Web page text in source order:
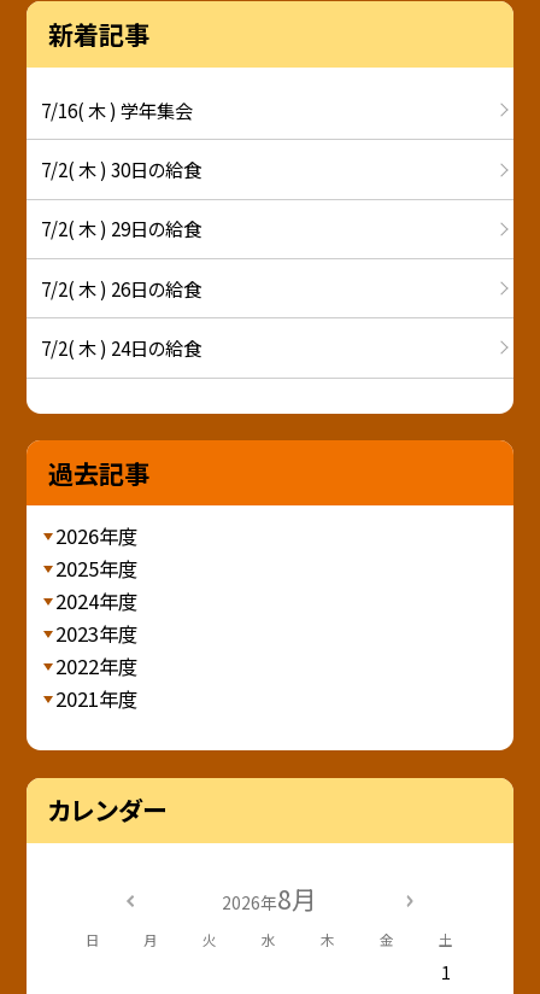
新着記事
7/16( 木 ) 学年集会
7/2( 木 ) 30日の給食
7/2( 木 ) 29日の給食
7/2( 木 ) 26日の給食
7/2( 木 ) 24日の給食
過去記事
2026年度
2025年度
2024年度
2023年度
2022年度
2021年度
カレンダー
2026年8月
日 月 火 水 木 金 土
1